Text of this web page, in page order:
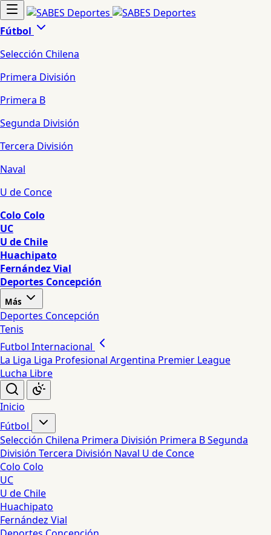
Fútbol
Selección Chilena
Primera División
Primera B
Segunda División
Tercera División
Naval
U de Conce
Colo Colo
UC
U de Chile
Huachipato
Fernández Vial
Deportes Concepción
Más
Deportes Concepción
Tenis
Futbol Internacional
La Liga Liga Profesional Argentina Premier League
Lucha Libre
Inicio
Fútbol
Selección Chilena Primera División Primera BSegunda
División Tercera División Naval U de Conce
Colo Colo
UC
U de Chile
Huachipato
Fernández Vial